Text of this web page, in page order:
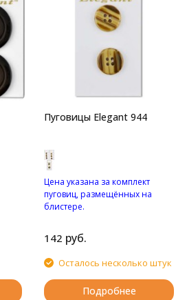
Пуговицы Elegant 944
Цена указана за комплект
пуговиц, размещённых на
блистере.
отверстиями.
142 руб.
Осталось несколько штук
Подробнее